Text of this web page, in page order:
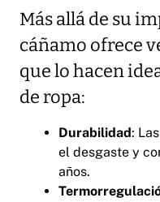
Más allá de su
cáñamo ofrece
que lo hacen
de ropa:
Durabilidad:
el desgaste y
años.